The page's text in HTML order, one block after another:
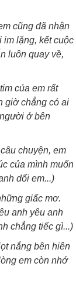
cũng đã nhận
im lặng, kết cuộc
luôn quay về,
của em rất
giờ chẳng có ai
ở bên
chuyện, em
của mình muốn
dối em...)
giấc mơ.
anh yêu anh
chẳng tiếc gì...)
nắng bên hiên
em còn nhớ